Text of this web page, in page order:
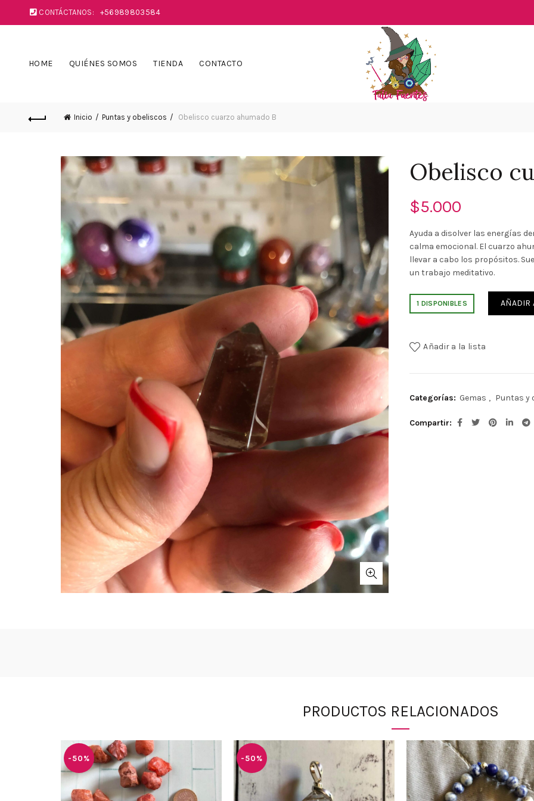
CONTÁCTANOS: +56989803584
HOME QUIÉNES SOMOS TIENDA CONTACTO
Inicio Puntas y obeliscos Obelisco cuarzo ahumado B
Obelisco
$5.000
Ayuda a disolver las energías
calma emocional. El cuarzo
llevar a cabo los propósitos.
un trabajo meditativo.
1 DISPONIBLES AÑADIR
Añadir a la lista
Categorías: Gemas , Puntas y
Compartir
PRODUCTOS RELACIONADOS
-50% -50%